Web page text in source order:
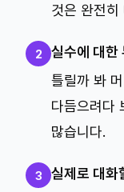
것은 완전히
2
실수에 대한
틀릴까 봐
다듬으려다
많습니다.
3
실제로 대화